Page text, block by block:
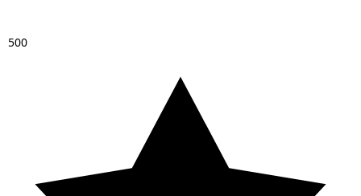
500